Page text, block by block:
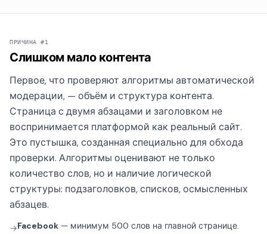
ПРИЧИНА #1
Слишком мало контента
Первое, что проверяют алгоритмы автоматической
модерации, — объём и структура контента.
Страница с двумя абзацами и заголовком не
воспринимается платформой как реальный сайт.
Это пустышка, созданная специально для обхода
проверки. Алгоритмы оценивают не только
количество слов, но и наличие логической
структуры: подзаголовков, списков, осмысленных
абзацев.
→Facebook — минимум 500 слов на главной странице.